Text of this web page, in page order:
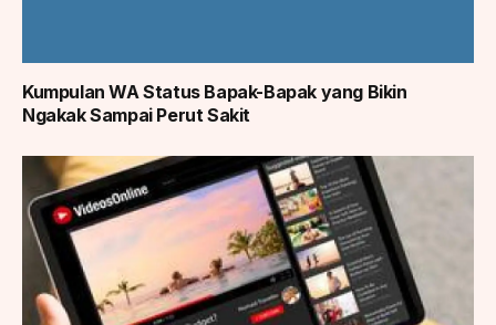
Kumpulan WA Status Bapak-Bapak yang Bikin
Ngakak Sampai Perut Sakit